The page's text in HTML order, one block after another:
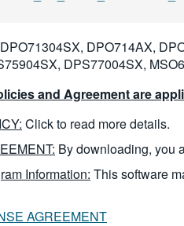
DPO71304SX, DPO714AX,
DPS77004SX,
and Agreement are
Click to read more details.
By downloading, you
Information: This software
AGREEMENT